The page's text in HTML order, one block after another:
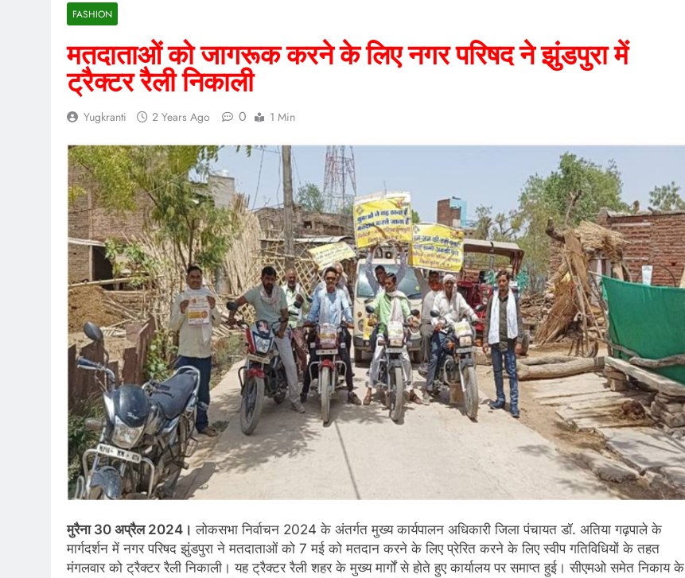
FASHION
मतदाताओं को जागरूक करने के लिए नगर परिषद ने झुंडपुरा में
ट्रैक्टर रैली निकाली
Yugkranti 2 Years Ago 0 1 Min
मुरैना 30 अप्रैल 2024। लोकसभा निर्वाचन 2024 के अंतर्गत मुख्य कार्यपालन अधिकारी जिला पंचायत डाॅ. अतिया गढ़पाले के
मार्गदर्शन में नगर परिषद झुंडपुरा ने मतदाताओं को 7 मई को मतदान करने के लिए प्रेरित करने के लिए स्वीप गतिविधियों के तहत
मंगलवार को ट्रैक्टर रैली निकाली। यह ट्रैक्टर रैली शहर के मुख्य मार्गों से होते हुए कार्यालय पर समाप्त हुई। सीएमओ समेत निकाय के